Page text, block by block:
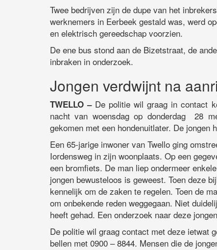
Twee bedrijven zijn de dupe van het
werknemers in Eerbeek gestald was, werd
en elektrisch gereedschap voorzien.
De ene bus stond aan de Bizetstraat, de
inbraken in onderzoek.
Jongen verdwijnt na
TWELLO –De politie wil graag in contact
nacht van woensdag op donderdag 28
gekomen met een hondenuitlater. De jongen
Een 65-jarige inwoner van Twello ging
Iordensweg in zijn woonplaats. Op een
een bromfiets. De man liep ondermeer
jongen bewusteloos is geweest. Toen deze
kennelijk om de zaken te regelen. Toen de
om onbekende reden weggegaan. Niet
heeft gehad. Een onderzoek naar deze
De politie wil graag contact met deze ietwat
bellen met 0900 – 8844. Mensen die de